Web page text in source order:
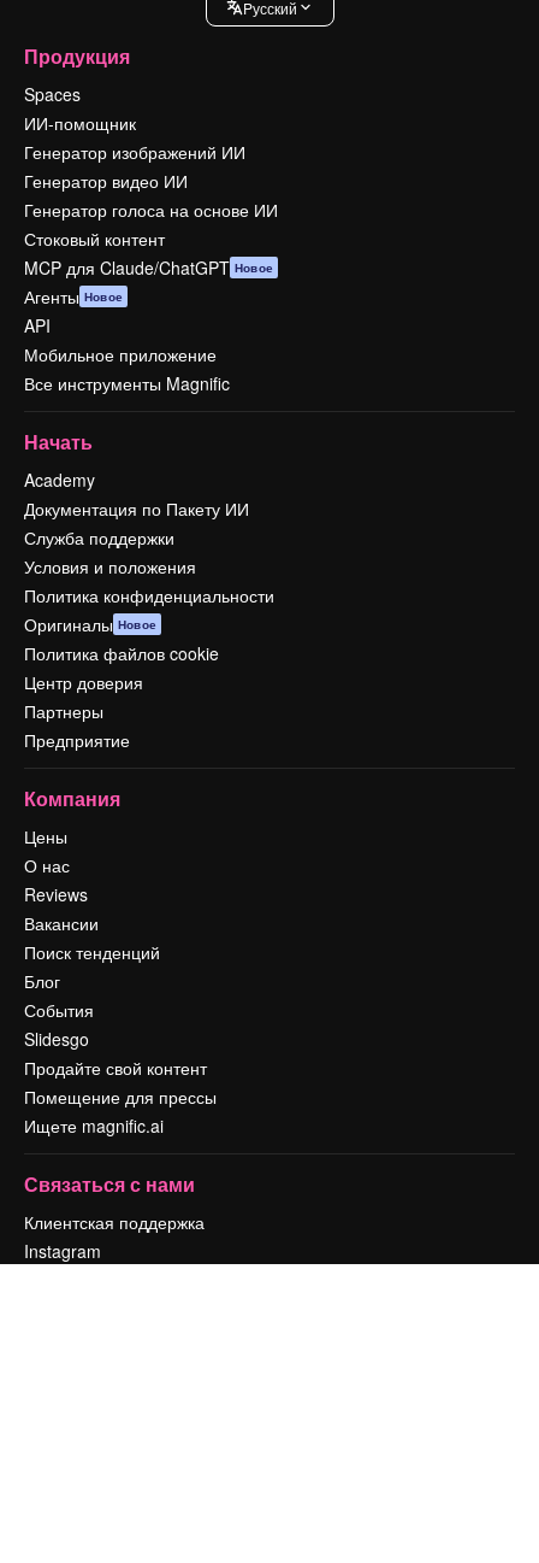
Pусский
Продукция
Spaces
ИИ-помощник
Генератор изображений ИИ
Генератор видео ИИ
Генератор голоса на основе ИИ
Стоковый контент
MCP для Claude/ChatGPT Новое
Агенты Новое
API
Мобильное приложение
Все инструменты Magnific
Начать
Academy
Документация по Пакету ИИ
Служба поддержки
Условия и положения
Политика конфиденциальности
Оригиналы Новое
Политика файлов cookie
Центр доверия
Партнеры
Предприятие
Компания
Цены
О нас
Reviews
Вакансии
Поиск тенденций
Блог
События
Slidesgo
Продайте свой контент
Помещение для прессы
Ищете magnific.ai
Связаться с нами
Клиентская поддержка
Instagram